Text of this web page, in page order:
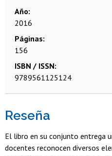
Año
2016
Páginas
156
ISBN / ISSN
9789561125124
Reseña
El libro en su conjunto entrega
docentes reconocen diversos